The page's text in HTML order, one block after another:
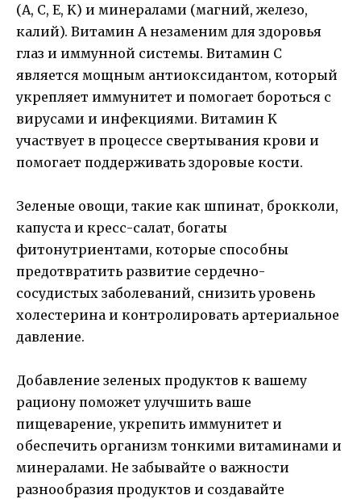
(A, C, E, K) и минералами (магний, железо,
калий). Витамин А незаменим для здоровья
глаз и иммунной системы. Витамин С
является мощным антиоксидантом, который
укрепляет иммунитет и помогает бороться с
вирусами и инфекциями. Витамин K
участвует в процессе свертывания крови и
помогает поддерживать здоровые кости.
Зеленые овощи, такие как шпинат, брокколи,
капуста и кресс-салат, богаты
фитонутриентами, которые способны
предотвратить развитие сердечно-
сосудистых заболеваний, снизить уровень
холестерина и контролировать артериальное
давление.
Добавление зеленых продуктов к вашему
рациону поможет улучшить ваше
пищеварение, укрепить иммунитет и
обеспечить организм тонкими витаминами и
минералами. Не забывайте о важности
разнообразия продуктов и создавайте